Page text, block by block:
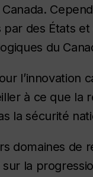
par des États
du
l’innovation
à ce que
la sécurité
domaines de
sur la